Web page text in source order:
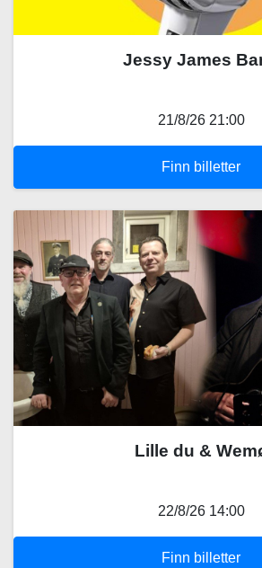
Jessy James
21/8/26 21:00
Finn billetter
Lille du &
22/8/26 14:00
Finn billetter